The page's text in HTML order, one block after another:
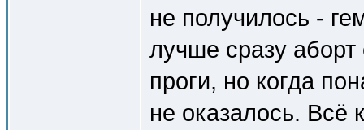
не получилось -
лучше сразу
проги, но когда
не оказалось. Всё